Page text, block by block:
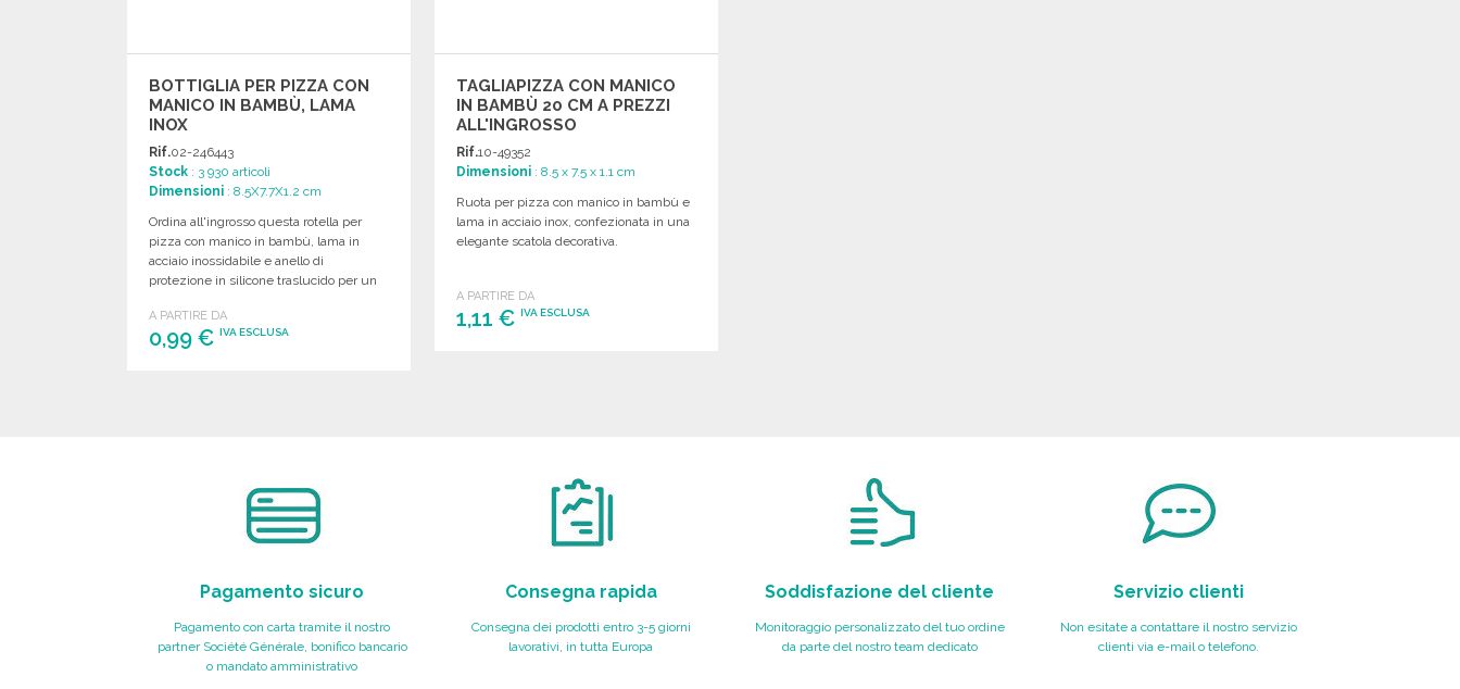
BOTTIGLIA PER PIZZA CON
MANICO IN BAMBÙ, LAMA
INOX
Rif.02-246443
Stock : 3 930 articoli
Dimensioni : 8.5X7.7X1.2 cm
Ordina all'ingrosso questa rotella per
pizza con manico in bambù, lama in
acciaio inossidabile e anello di
protezione in silicone traslucido per un
A PARTIRE DA
0,99 € IVA ESCLUSA
TAGLIAPIZZA CON MANICO
IN BAMBÙ 20 CM A PREZZI
ALL'INGROSSO
Rif.10-49352
Dimensioni : 8.5 x 7.5 x 1.1 cm
Ruota per pizza con manico in bambù e
lama in acciaio inox, confezionata in una
elegante scatola decorativa.
A PARTIRE DA
1,11 €IVA ESCLUSA
Pagamento sicuro
Pagamento con carta tramite il nostro
partner Société Générale, bonifico bancario
o mandato amministrativo
Consegna rapida
Consegna dei prodotti entro 3-5 giorni
lavorativi, in tutta Europa
Soddisfazione del cliente
Monitoraggio personalizzato del tuo ordine
da parte del nostro team dedicato
Servizio clienti
Non esitate a contattare il nostro servizio
clienti via e-mail o telefono.